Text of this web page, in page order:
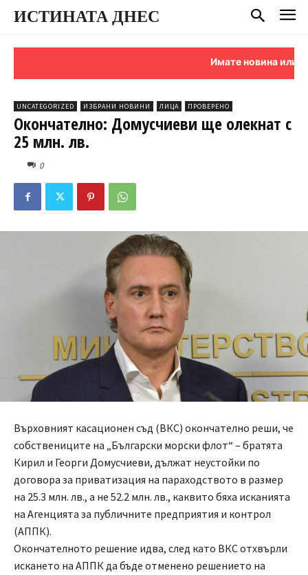
ИСТИНАТА ДНЕС
Имате новина или
UNCATEGORIZED ИЗБРАНИ НОВИНИ ЛИЦА ПРОВЕРЕНО
Окончателно: Домусчиеви ще олекнат с
25 млн. лв.
0
Върховният касационен съд (ВКС) окончателно реши, че
собствениците на „Български морски флот“ – братята
Кирил и Георги Домусчиеви, дължат неустойки по
договора за приватизация на параходството в размер
на 25.3 млн. лв., а не 52.2 млн. лв., каквито бяха исканията
на Агенцията за публичните предприятия и контрол
(АППК).
Окончателното решение идва, след като ВКС отхвърли
искането на АППК да бъде отменено решението на